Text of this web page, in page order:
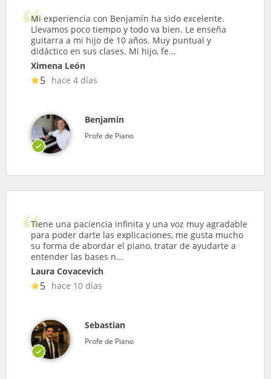
Mi experiencia con Benjamín ha sido excelente.
Llevamos poco tiempo y todo va bien. Le enseña
guitarra a mi hijo de 10 años. Muy puntual y
didáctico en sus clases. Mi hijo, fe...
Ximena León
5 hace 4 días
Benjamin
Profe de Piano
Tiene una paciencia infinita y una voz muy agradable
para poder darte las explicaciones, me gusta mucho
su forma de abordar el piano, tratar de ayudarte a
entender las bases n...
Laura Covacevich
5 hace 10 días
Sebastian
Profe de Piano